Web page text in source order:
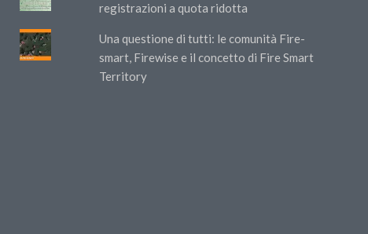
registrazioni a quota ridotta
Una questione di tutti: le comunità Fire-
smart, Firewise e il concetto di Fire Smart
Territory